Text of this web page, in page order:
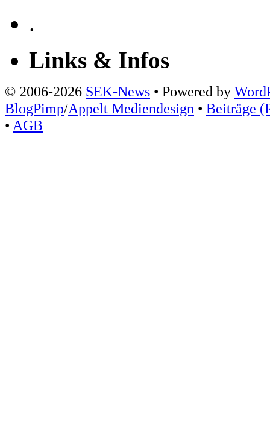
.
Links & Infos
© 2006-2026 SEK-News • Powered by
BlogPimp/Appelt Mediendesign • Beiträge
• AGB